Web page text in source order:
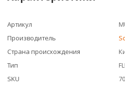
Артикул
Производитель
Страна происхождения
Тип
SKU